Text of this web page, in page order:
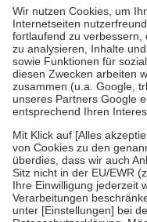
höchstens zehn Euro.
Es
Kosten der Leistung zu
Diese Regeln gelten
Bei Heilmitteln und
Zuzahlung zehn Prozent
Verordnung.
Um das Engagement der
stärken und die besondere
fallenkeine Zuzahlungenan
• Kindern und
mit Ausnahme der
• Untersuchungen zur
GKV getragen werden
• empfohlenen